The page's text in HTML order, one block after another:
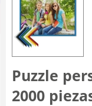
Puzzle
2000